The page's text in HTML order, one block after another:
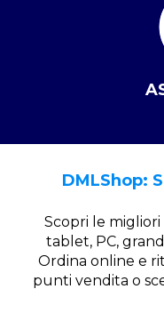
DMLShop:
Scopri le
tablet, PC,
Ordina online e
punti vendita o